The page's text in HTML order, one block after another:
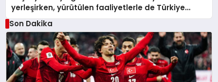
yerleşirken, yürütülen faaliyetlerle de Türkiye
üçüncüsü oldu.
Son Dakika